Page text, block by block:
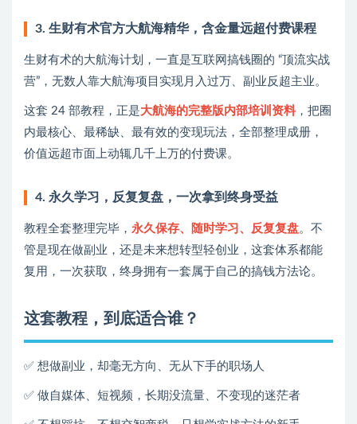
3. 生财有术官方大航海精华，含金量远超付费课程
生财有术的大航海计划，一直是互联网搞钱圈的 “顶流实战
营”，无数人靠大航海项目实现月入过万、副业反超主业。
这套 24 部教程，正是大航海的完整版内部培训资料 ，把圈
内最核心、最稀缺、最有效的变现玩法，全部整理成册，
价值远超市面上动辄几千上万的付费课。
4. 永久学习，反复复盘，一次拿到终身受益
教程全套整理完毕， 永久保存、随时学习、反复复盘。不
管是现在做副业，还是未来想转型轻创业，这套体系都能
复用，一次获取，终身拥有一套属于自己的搞钱方法论。
这套教程，到底适合谁？
✅ 想做副业，却毫无方向、无从下手的职场人
✅ 做自媒体、短视频，长期没流量、不变现的迷茫者